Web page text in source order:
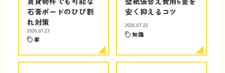
石膏ボードのひび割
れ対策
2026.07.23
家
安く抑えるコツ
2026.07.22
知識